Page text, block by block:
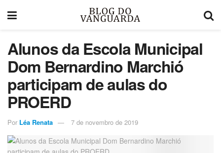
Alunos da Escola Municipal
Dom Bernardino Marchió
participam de aulas do
PROERD
Por Léa Renata 7 de novembro de 2019